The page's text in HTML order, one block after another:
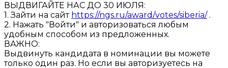
ВЫДВИГАЙТЕ НАС ДО 30 ИЮЛЯ:
1. Зайти на сайт https://ngs.ru/award/votes/siberia/.
2. Нажать "Войти" и авторизоваться любым
удобным способом из предложенных.
ВАЖНО:
Выдвинуть кандидата в номинации вы можете
только один раз. Но если вы авторизуетесь на